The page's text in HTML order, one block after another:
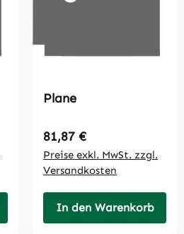
Plane
Regulärer Preis:
81,87 €
Preise exkl. MwSt. zzgl.
Versandkosten
In den Warenkorb